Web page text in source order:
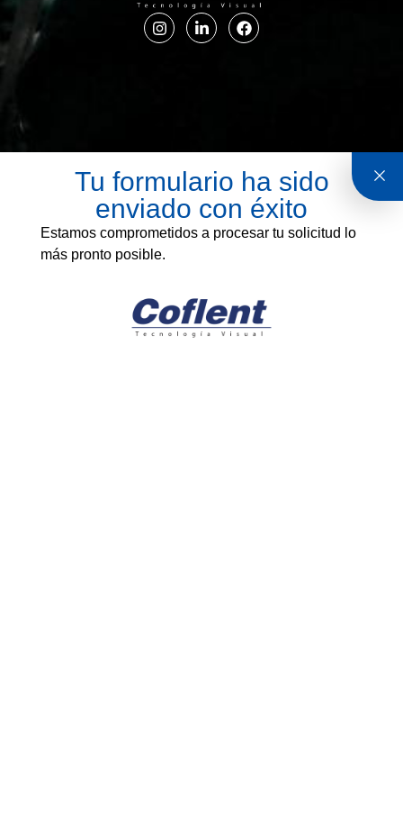
Tu formulario ha sido
enviado con éxito
Estamos comprometidos a procesar tu solicitud lo
más pronto posible.